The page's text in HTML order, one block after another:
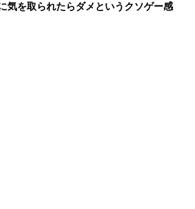
気を取られたらダメというクソゲー感